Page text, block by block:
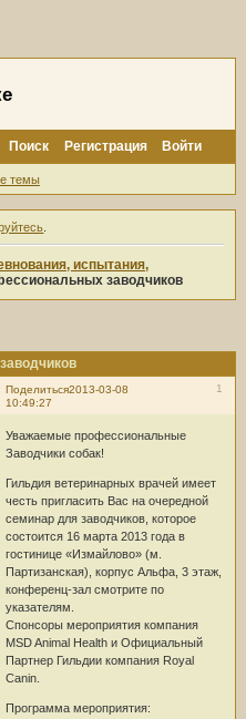
Поиск Регистрация Войти
темы
испытания,
заводчиков
Поделиться 1
2013-03-08
10:49:27
Уважаемые профессиональные
Заводчики собак!
Гильдия ветеринарных врачей имеет
честь пригласить Вас на очередной
семинар для заводчиков, которое
состоится 16 марта 2013 года в
гостинице «Измайлово» (м.
Партизанская), корпус Альфа, 3 этаж,
конференц-зал смотрите по
указателям.
Спонсоры мероприятия компания
MSD Animal Health и Официальный
Партнер Гильдии компания Royal
Canin.
Программа мероприятия: